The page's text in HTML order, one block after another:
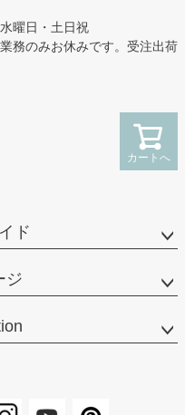
カートへ
曜日・土日祝
務のみお休みです。受注出荷
ド
ジ